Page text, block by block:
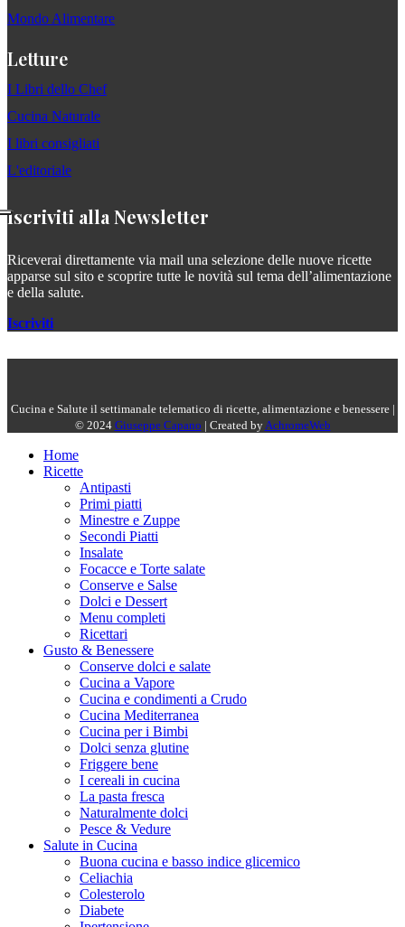
Mondo Alimentare
Letture
I Libri dello Chef
Cucina Naturale
I libri consigliati
L'editoriale
Iscriviti alla Newsletter
Riceverai direttamente via mail una selezione delle nuove ricette
apparse sul sito e scoprire tutte le novità sul tema dell’alimentazione
e della salute.
Iscriviti
Cucina e Salute il settimanale telematico di ricette, alimentazione e benessere |
© 2024 Giuseppe Capano | Created byAchromeWeb
Home
Ricette
Antipasti
Primi piatti
Minestre e Zuppe
Secondi Piatti
Insalate
Focacce e Torte salate
Conserve e Salse
Dolci e Dessert
Menu completi
Ricettari
Gusto & Benessere
Conserve dolci e salate
Cucina a Vapore
Cucina e condimenti a Crudo
Cucina Mediterranea
Cucina per i Bimbi
Dolci senza glutine
Friggere bene
I cereali in cucina
La pasta fresca
Naturalmente dolci
Pesce & Vedure
Salute in Cucina
Buona cucina e basso indice glicemico
Celiachia
Colesterolo
Diabete